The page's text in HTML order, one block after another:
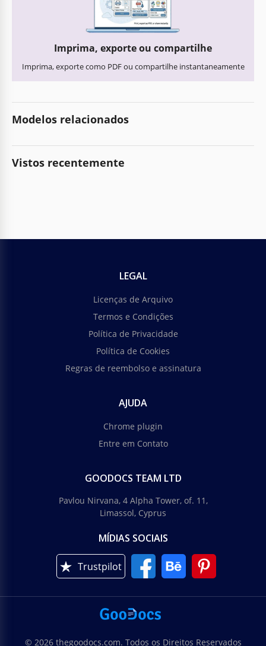
Imprima, exporte ou compartilhe
Imprima, exporte como PDF ou compartilhe instantaneamente
Modelos relacionados
Vistos recentemente
LEGAL
Licenças de Arquivo
Termos e Condições
Política de Privacidade
Política de Cookies
Regras de reembolso e assinatura
AJUDA
Chrome plugin
Entre em Contato
GOODOCS TEAM LTD
Pavlou Nirvana, 4 Alpha Tower, of. 11,
Limassol, Cyprus
MÍDIAS SOCIAIS
Trustpilot
© 2026 thegoodocs.com. Todos os Direitos Reservados